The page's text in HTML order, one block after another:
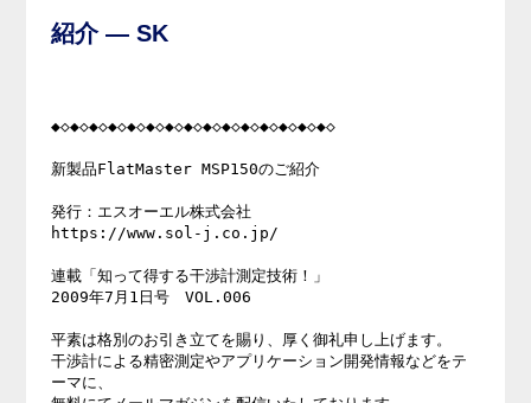
紹介 — SK
◆◇◆◇◆◇◆◇◆◇◆◇◆◇◆◇◆◇◆◇◆◇◆◇◆◇◆◇◆◇
新製品FlatMaster MSP150のご紹介
発行：エスオーエル株式会社
https://www.sol-j.co.jp/
連載「知って得する干渉計測定技術！」
2009年7月1日号　VOL.006
平素は格別のお引き立てを賜り、厚く御礼申し上げます。
干渉計による精密測定やアプリケーション開発情報などをテ
ーマに、